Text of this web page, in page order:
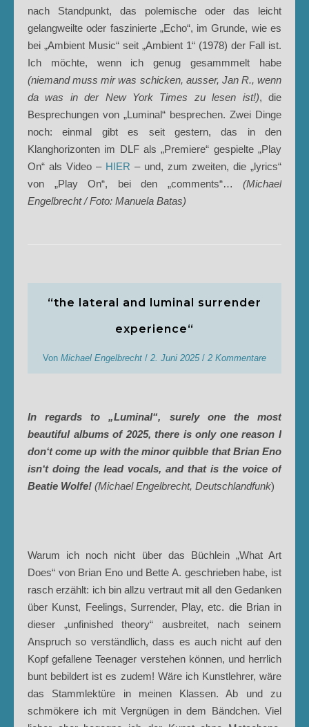
nach Standpunkt, das polemische oder das leicht
gelangweilte oder faszinierte „Echo“, im Grunde, wie es
bei „Ambient Music“ seit „Ambient 1“ (1978) der Fall ist.
Ich möchte, wenn ich genug gesammmelt habe
(niemand muss mir was schicken, ausser, Jan R., wenn
da was in der New York Times zu lesen ist!), die
Besprechungen von „Luminal“ besprechen. Zwei Dinge
noch: einmal gibt es seit gestern, das in den
Klanghorizonten im DLF als „Premiere“ gespielte „Play
On“ als Video – HIER – und, zum zweiten, die „lyrics“
von „Play On“, bei den „comments“… (Michael
Engelbrecht / Foto: Manuela Batas)
“the lateral and luminal surrender
experience“
Von Michael Engelbrecht / 2. Juni 2025 / 2 Kommentare
In regards to „Luminal“, surely one the most
beautiful albums of 2025, there is only one reason I
don‘t come up with the minor quibble that Brian Eno
isn‘t doing the lead vocals, and that is the voice of
Beatie Wolfe! (Michael Engelbrecht, Deutschlandfunk)
Warum ich noch nicht über das Büchlein „What Art
Does“ von Brian Eno und Bette A. geschrieben habe, ist
rasch erzählt: ich bin allzu vertraut mit all den Gedanken
über Kunst, Feelings, Surrender, Play, etc. die Brian in
dieser „unfinished theory“ ausbreitet, nach seinem
Anspruch so verständlich, dass es auch nicht auf den
Kopf gefallene Teenager verstehen können, und herrlich
bunt bebildert ist es zudem! Wäre ich Kunstlehrer, wäre
das Stammlektüre in meinen Klassen. Ab und zu
schmökere ich mit Vergnügen in dem Bändchen. Viel